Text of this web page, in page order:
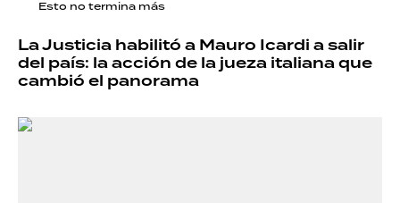
Esto no termina más
La Justicia habilitó a Mauro Icardi a salir
del país: la acción de la jueza italiana que
cambió el panorama